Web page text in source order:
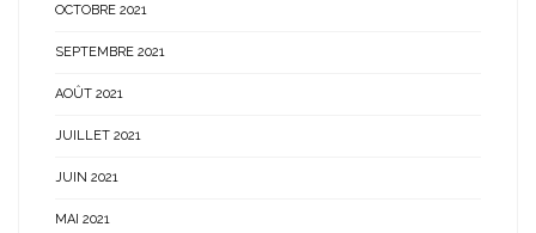
OCTOBRE 2021
SEPTEMBRE 2021
AOÛT 2021
JUILLET 2021
JUIN 2021
MAI 2021